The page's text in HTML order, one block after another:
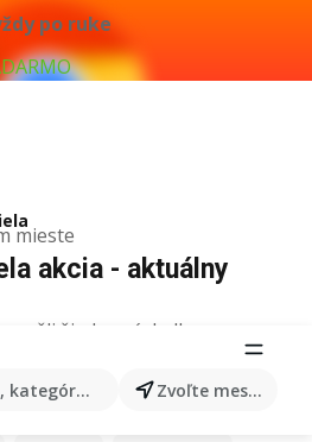
po ruke
mieste
kategórie, produkty... Zvoľte mesto
akcia - aktuálny
žiadne výsledky.
v obchodoch Lidl
LidlMango Lidl